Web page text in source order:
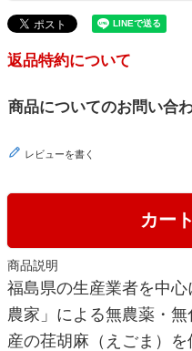
カー
商品説明
福島県の生産業者を中
農家」による無農薬・
産の荏胡麻（えごま）を
返品特約について
商品についてのお問い合
レビューを書く